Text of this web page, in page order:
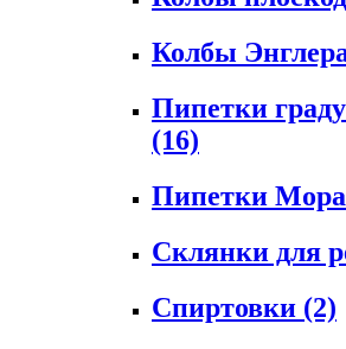
Колбы
Пипетки
(16)
Пипетки Мора
Склянки для
Спиртовки (2)